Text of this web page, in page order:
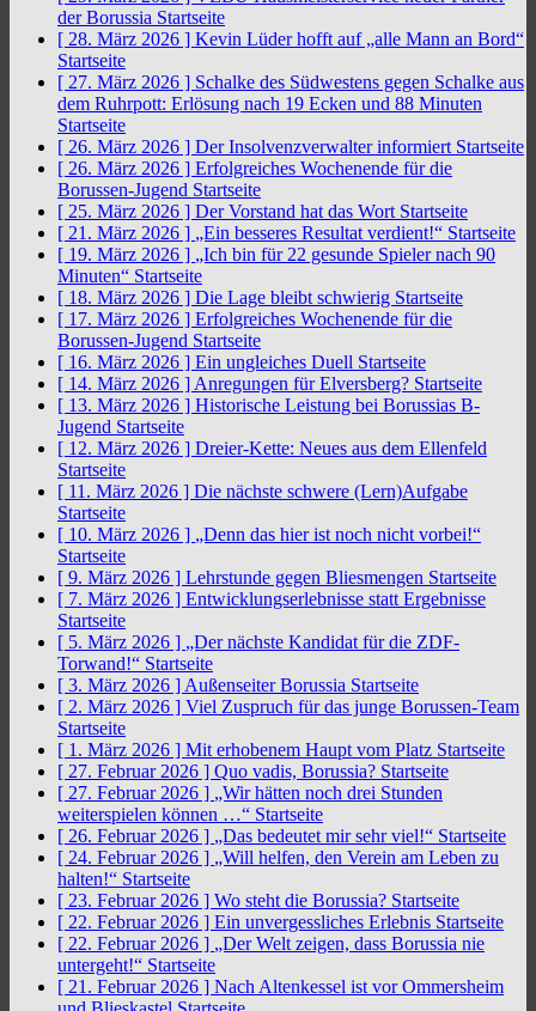
der Borussia Startseite
[ 28. März 2026 ] Kevin Lüder hofft auf „alle Mann an Bord“
Startseite
[ 27. März 2026 ] Schalke des Südwestens gegen Schalke aus
dem Ruhrpott: Erlösung nach 19 Ecken und 88 Minuten
Startseite
[ 26. März 2026 ] Der Insolvenzverwalter informiert Startseite
[ 26. März 2026 ] Erfolgreiches Wochenende für die
Borussen-Jugend Startseite
[ 25. März 2026 ] Der Vorstand hat das Wort Startseite
[ 21. März 2026 ] „Ein besseres Resultat verdient!“ Startseite
[ 19. März 2026 ] „Ich bin für 22 gesunde Spieler nach 90
Minuten“ Startseite
[ 18. März 2026 ] Die Lage bleibt schwierig Startseite
[ 17. März 2026 ] Erfolgreiches Wochenende für die
Borussen-Jugend Startseite
[ 16. März 2026 ] Ein ungleiches Duell Startseite
[ 14. März 2026 ] Anregungen für Elversberg? Startseite
[ 13. März 2026 ] Historische Leistung bei Borussias B-
Jugend Startseite
[ 12. März 2026 ] Dreier-Kette: Neues aus dem Ellenfeld
Startseite
[ 11. März 2026 ] Die nächste schwere (Lern)Aufgabe
Startseite
[ 10. März 2026 ] „Denn das hier ist noch nicht vorbei!“
Startseite
[ 9. März 2026 ] Lehrstunde gegen Bliesmengen Startseite
[ 7. März 2026 ] Entwicklungserlebnisse statt Ergebnisse
Startseite
[ 5. März 2026 ] „Der nächste Kandidat für die ZDF-
Torwand!“ Startseite
[ 3. März 2026 ] Außenseiter Borussia Startseite
[ 2. März 2026 ] Viel Zuspruch für das junge Borussen-Team
Startseite
[ 1. März 2026 ] Mit erhobenem Haupt vom Platz Startseite
[ 27. Februar 2026 ] Quo vadis, Borussia? Startseite
[ 27. Februar 2026 ] „Wir hätten noch drei Stunden
weiterspielen können …“ Startseite
[ 26. Februar 2026 ] „Das bedeutet mir sehr viel!“ Startseite
[ 24. Februar 2026 ] „Will helfen, den Verein am Leben zu
halten!“ Startseite
[ 23. Februar 2026 ] Wo steht die Borussia? Startseite
[ 22. Februar 2026 ] Ein unvergessliches Erlebnis Startseite
[ 22. Februar 2026 ] „Der Welt zeigen, dass Borussia nie
untergeht!“ Startseite
[ 21. Februar 2026 ] Nach Altenkessel ist vor Ommersheim